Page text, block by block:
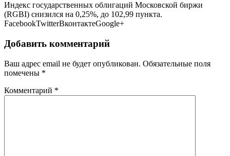
Индекс государственных облигаций Московской биржи
(RGBI) снизился на 0,25%, до 102,99 пункта.
FacebookTwitterВконтактеGoogle+
Добавить комментарий
Ваш адрес email не будет опубликован. Обязательные поля
помечены *
Комментарий *